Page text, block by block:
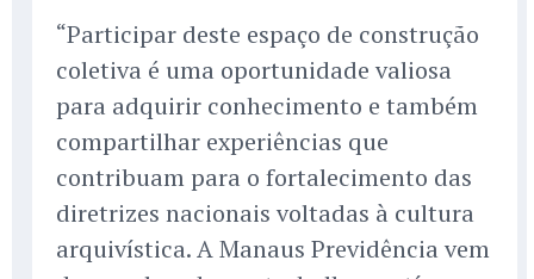
“Participar deste espaço de construção
coletiva é uma oportunidade valiosa
para adquirir conhecimento e também
compartilhar experiências que
contribuam para o fortalecimento das
diretrizes nacionais voltadas à cultura
arquivística. A Manaus Previdência vem